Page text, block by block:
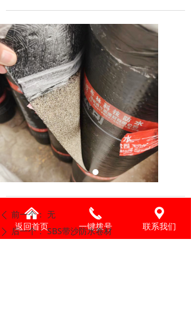
ꄴ 前一个： 无
ꄲ 后一个： SBS带沙防水卷材
낀
返回首页
끅
一键拨号
끇
联系我们